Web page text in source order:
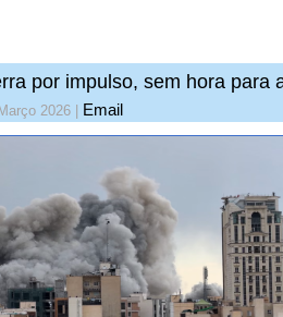
por impulso, sem hora para
2026 Email